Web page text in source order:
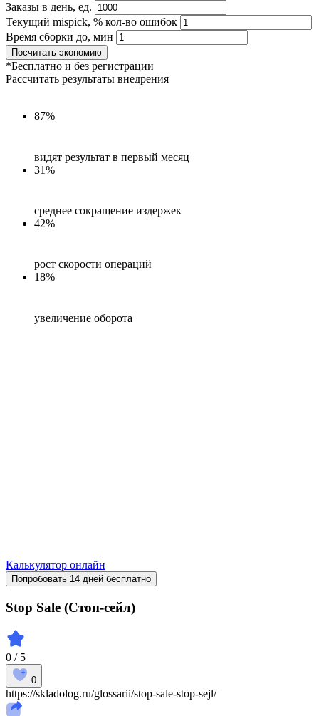
Заказы в день, ед.
Текущий mispick, % кол-во ошибок
Время сборки до, мин
Посчитать экономию
*Бесплатно и без регистрации
Рассчитать результаты внедрения
87%
видят результат в первый месяц
31%
среднее сокращение издержек
42%
рост скорости операций
18%
увеличение оборота
Калькулятор онлайн
Попробовать 14 дней бесплатно
Stop Sale (Стоп-сейл)
0 / 5
0
https://skladolog.ru/glossarii/stop-sale-stop-sejl/